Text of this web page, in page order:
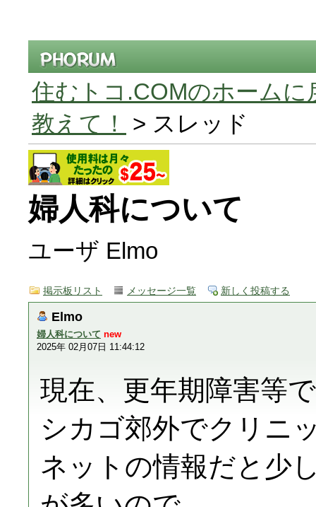
住むトコ.COMのホームに
教えて！
> スレッド
婦人科について
ユーザ Elmo
掲示板リスト メッセージ一覧 新しく投稿する
Elmo
婦人科について new
2025年 02月07日 11:44:12
現在、更年期障害等
シカゴ郊外でクリニ
ネットの情報だと少